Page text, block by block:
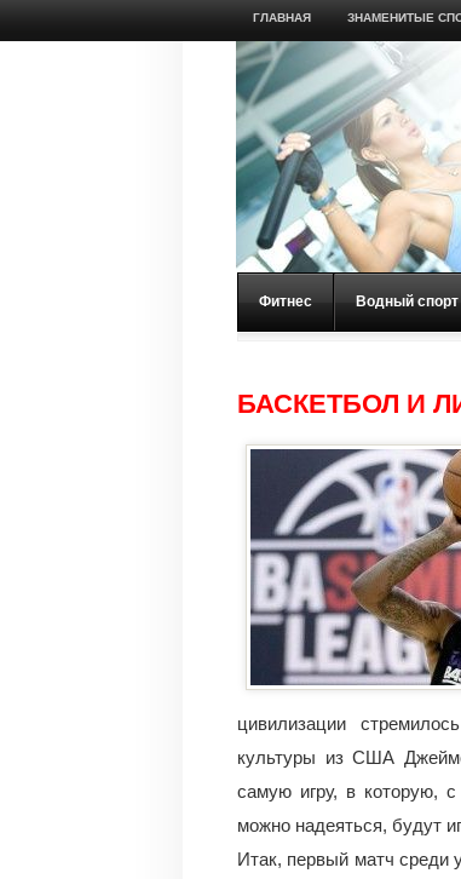
ГЛАВНАЯ ЗНАМЕНИТЫЕ
Фитнес Водный спорт
БАСКЕТБОЛ И
цивилизации
культуры из США
самую игру, в которую,
можно надеяться, будут
Итак, первый матч среди